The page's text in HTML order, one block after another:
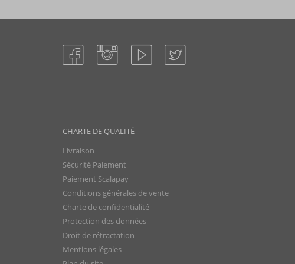
CHARTE DE QUALITÉ
Livraison
Sécurité Paiement
Paiement Scalapay
Conditions générales de vente
Charte de confidentialité
Protection des données
Droit de rétractation
Mentions légales